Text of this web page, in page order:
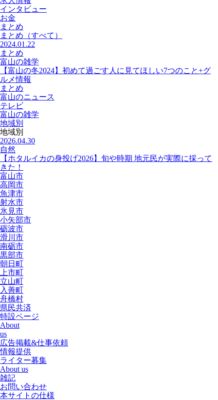
インタビュー
お金
まとめ
まとめ （すべて）
2024.01.22
まとめ
富山の雑学
【富山の冬2024】初めて過ごす人に見てほしい7つのこと+グ
ルメ情報
まとめ
富山のニュース
テレビ
富山の雑学
地域別
地域別
2026.04.30
自然
【ホタルイカの身投げ2026】旬や時期 地元民が実際に採って
きた！
富山市
高岡市
魚津市
射水市
氷見市
小矢部市
砺波市
滑川市
南砺市
黒部市
朝日町
上市町
立山町
入善町
舟橋村
県民共済
特設ページ
About
us
広告掲載&仕事依頼
情報提供
ライター募集
About us
雑記
お問い合わせ
本サイトの仕様